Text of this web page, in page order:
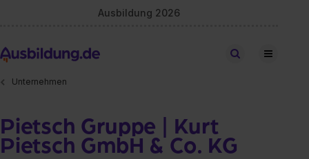
Ausbildung 2026
Stellen finden
Unternehmen
Pietsch Gruppe | Kurt
Pietsch GmbH & Co. KG